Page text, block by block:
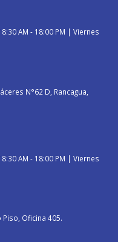
AM - 18:00 PM | Viernes
N°62 D, Rancagua,
AM - 18:00 PM | Viernes
Oficina 405.